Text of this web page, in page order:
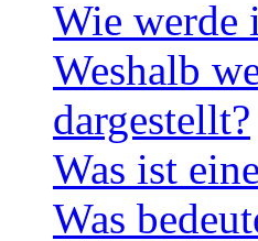
Wie werde
Weshalb
dargestellt?
Was ist
Was